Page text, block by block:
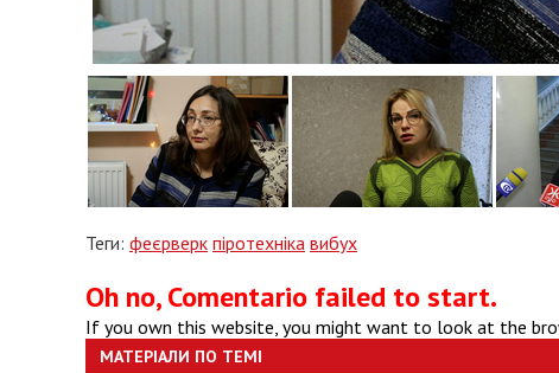
Теги: феєрверк піротехніка вибух
Oh no, Comentario failed to start.
If you own this website, you might want to look at the
МАТЕРІАЛИ ПО ТЕМІ